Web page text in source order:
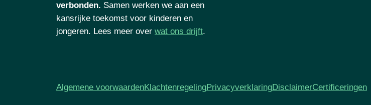
verbonden. Samen werken we aan een
kansrijke toekomst voor kinderen en
jongeren. Lees meer over wat ons drijft.
Algemene voorwaardenKlachtenregelingPrivacyverklaringDisclaimerCertificeringen